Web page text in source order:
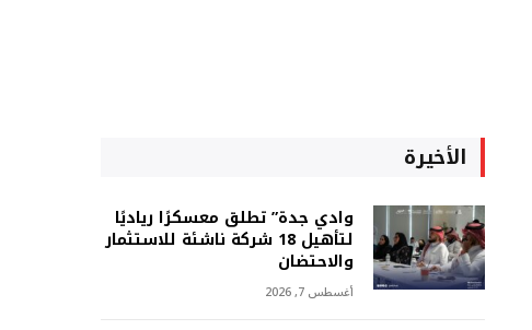
الأخيرة
وادي جدة” تطلق معسكرًا رياديًا
لتأهيل 18 شركة ناشئة للاستثمار
والاحتضان
أغسطس 7, 2026